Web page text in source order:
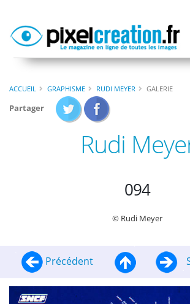
ACCUEIL GRAPHISME RUDI MEYER GALERIE
Partager
Rudi
094
© Rudi Meyer
Précédent